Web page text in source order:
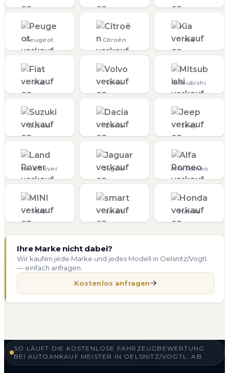
Peugeot Citroën Kia
Fiat Volvo Mitsubishi
Suzuki Dacia Jeep
Land Rover Jaguar Alfa Romeo
MINI smart Honda
Ihre Marke nicht dabei?
Wir kaufen jede Marke und jedes Modell in Oelsnitz/Vogtl.
— einfach anfragen.
Kostenlos anfragen
SO LÄUFT DIE KOSTENLOSE FAHRZEUGBEWERTUNG
BEI AUTOANKAUF MEISTER IN OELSNITZ/VOGTL. AB